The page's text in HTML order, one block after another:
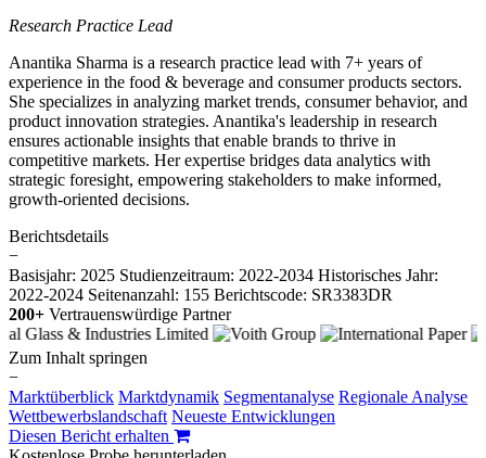
Research Practice Lead
Anantika Sharma is a research practice lead with 7+ years of
experience in the food & beverage and consumer products sectors.
She specializes in analyzing market trends, consumer behavior, and
product innovation strategies. Anantika's leadership in research
ensures actionable insights that enable brands to thrive in
competitive markets. Her expertise bridges data analytics with
strategic foresight, empowering stakeholders to make informed,
growth-oriented decisions.
Berichtsdetails
−
Basisjahr: 2025 Studienzeitraum: 2022-2034 Historisches Jahr:
2022-2024 Seitenanzahl: 155 Berichtscode: SR3383DR
200+ Vertrauenswürdige Partner
Zum Inhalt springen
−
Marktüberblick Marktdynamik Segmentanalyse Regionale Analyse
Wettbewerbslandschaft Neueste Entwicklungen
Diesen Bericht erhalten